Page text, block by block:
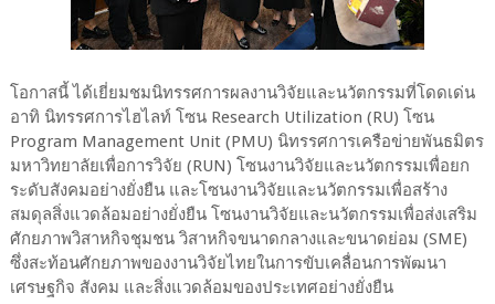
โอกาสนี้ ได้เยี่ยมชมนิทรรศการผลงานวิจัยและนวัตกรรมที่โดดเด่น
อาทิ นิทรรศการไฮไลท์ โซน Research Utilization (RU) โซน
Program Management Unit (PMU) นิทรรศการเครือข่ายพันธมิตร
มหาวิทยาลัยเพื่อการวิจัย (RUN) โซนงานวิจัยและนวัตกรรมเพื่อยก
ระดับสังคมอย่างยั่งยืน และโซนงานวิจัยและนวัตกรรมเพื่อสร้าง
สมดุลสิ่งแวดล้อมอย่างยั่งยืน โซนงานวิจัยและนวัตกรรมเพื่อส่งเสริม
ศักยภาพวิสาหกิจชุมชน วิสาหกิจขนาดกลางและขนาดย่อม (SME)
ซึ่งสะท้อนศักยภาพของงานวิจัยไทยในการขับเคลื่อนการพัฒนา
เศรษฐกิจ สังคม และสิ่งแวดล้อมของประเทศอย่างยั่งยืน